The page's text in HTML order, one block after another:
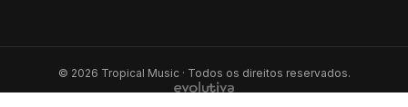
© 2026 Tropical Music · Todos os direitos reservados.